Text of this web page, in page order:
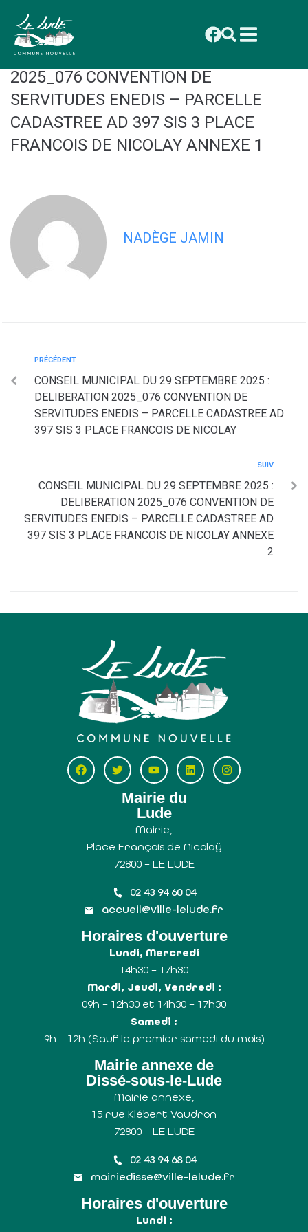
principal
CONSEIL MUNICIPAL DU 29
SEPTEMBRE 2025 : DELIBERATION
2025_076 CONVENTION DE
SERVITUDES ENEDIS – PARCELLE
CADASTREE AD 397 SIS 3 PLACE
FRANCOIS DE NICOLAY ANNEXE 1
NADÈGE JAMIN
PRÉCÉDENT
CONSEIL MUNICIPAL DU 29 SEPTEMBRE 2025 :
DELIBERATION 2025_076 CONVENTION DE
SERVITUDES ENEDIS – PARCELLE CADASTREE AD
397 SIS 3 PLACE FRANCOIS DE NICOLAY
SUIV
CONSEIL MUNICIPAL DU 29 SEPTEMBRE 2025 :
DELIBERATION 2025_076 CONVENTION DE
SERVITUDES ENEDIS – PARCELLE CADASTREE AD
397 SIS 3 PLACE FRANCOIS DE NICOLAY ANNEXE
2
Mairie du
Lude
Mairie,
Place François de Nicolaÿ
72800 – LE LUDE
02 43 94 60 04
accueil@ville-lelude.fr
Horaires d'ouverture
Lundi, Mercredi
14h30 – 17h30
Mardi, Jeudi, Vendredi :
09h – 12h30 et 14h30 – 17h30
Samedi :
9h – 12h (Sauf le premier samedi du mois)
Mairie annexe de
Dissé-sous-le-Lude
Mairie annexe,
15 rue Klébert Vaudron
72800 – LE LUDE
02 43 94 68 04
mairiedisse@ville-lelude.fr
Horaires d'ouverture
Lundi :